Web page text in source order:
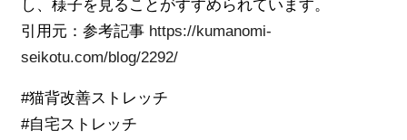
し、様子を見ることがすすめられています。
引用元：参考記事 https://kumanomi-
seikotu.com/blog/2292/
#猫背改善ストレッチ
#自宅ストレッチ